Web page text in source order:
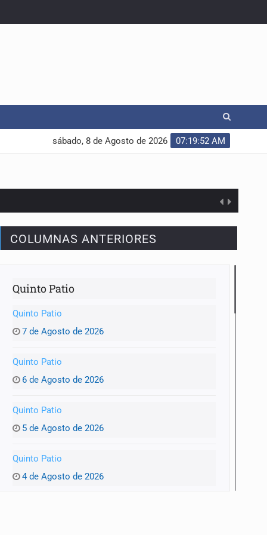
07:19:53 AM
sábado, 8 de Agosto de 2026
COLUMNAS ANTERIORES
Quinto Patio
Quinto Patio
7 de Agosto de 2026
Quinto Patio
6 de Agosto de 2026
Quinto Patio
5 de Agosto de 2026
Quinto Patio
4 de Agosto de 2026